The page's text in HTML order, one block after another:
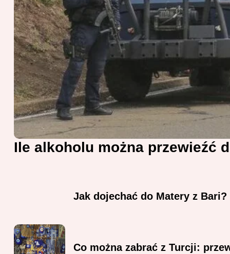
Ile alkoholu można przewieźć
Jak dojechać do Matery z
Co można zabrać z Turcji: